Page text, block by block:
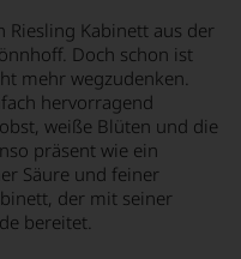
Riesling Kabinett aus der
Doch schon ist
mehr wegzudenken.
hervorragend
weiße Blüten und die
präsent wie ein
Säure und feiner
der mit seiner
bereitet.